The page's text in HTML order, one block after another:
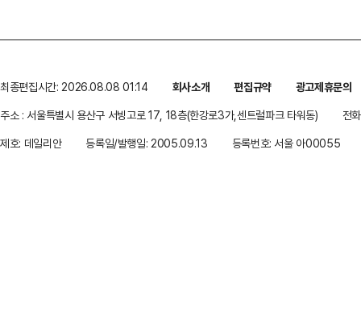
최종편집시간: 2026.08.08 01:14 회사소개 편집규약
광고제휴문의
주소 : 서울특별시 용산구 서빙고로 17, 18층(한강로3가,센트럴파크 타워동)
전
제호: 데일리안
등록일/발행일: 2005.09.13 등록번호: 서울 아00055